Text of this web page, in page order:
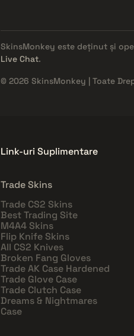
SkinsMonkey este deținut și
Live Chat.
© 2026 SkinsMonkey | Toate
Link-uri Suplimentare
Trade Skins
Trade CS2 Skins
Best Trading Site
M4A4 Skins
Flip Knife Skins
All CS2 Knives
Broken Fang Gloves
Trade AK Case Hardened
Trade Glove Case
Trade Clutch Case
Dreams & Nightmares
Case